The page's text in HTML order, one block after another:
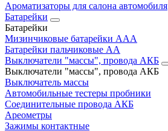
Ароматизаторы для салона автомобиля
Батарейки
Батарейки
Мизинчиковые батарейки AAA
Батарейки пальчиковые АА
Выключатели "массы", провода АКБ
Выключатели "массы", провода АКБ
Выключатель массы
Автомобильные тестеры пробники
Соединительные провода АКБ
Ареометры
Зажимы контактные